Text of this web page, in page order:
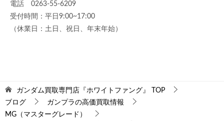
電話 0263-55-6209
受付時間：平日9:00~17:00
（休業日：土日、祝日、年末年始）
ガンダム買取専門店『ホワイトファング』
TOP
ブログ
ガンプラの高価買取情報
MG（マスターグレード）